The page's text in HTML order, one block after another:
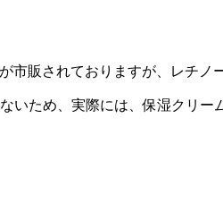
市販されておりますが、レチノ
いため、実際には、保湿クリー